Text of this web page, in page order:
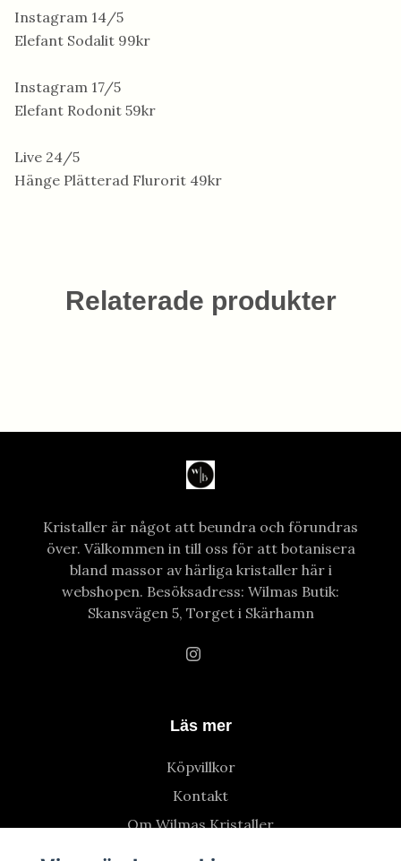
Instagram 14/5
Elefant Sodalit 99kr
Instagram 17/5
Elefant Rodonit 59kr
Live 24/5
Hänge Plätterad Flurorit 49kr
Relaterade produkter
Kristaller är något att beundra och förundras
över. Välkommen in till oss för att botanisera
bland massor av härliga kristaller här i
webshopen. Besöksadress: Wilmas Butik:
Skansvägen 5, Torget i Skärhamn
Läs mer
Köpvillkor
Kontakt
Om Wilmas Kristaller